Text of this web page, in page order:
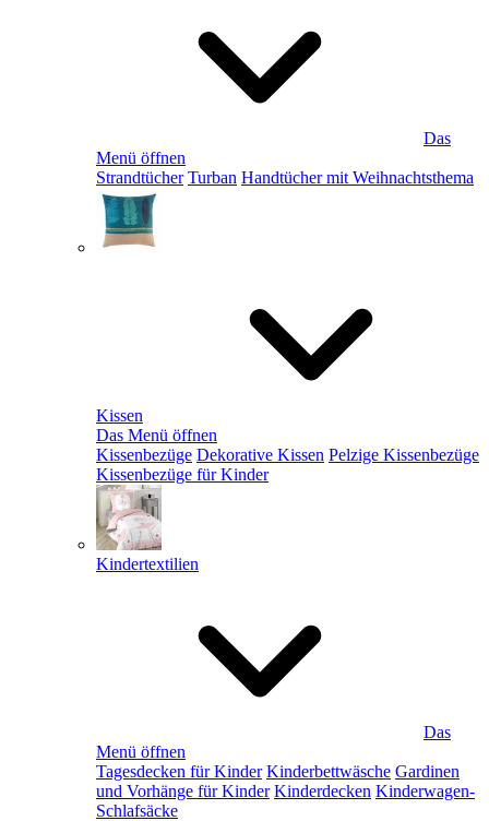
Das
Menü öffnen
Strandtücher Turban Handtücher mit Weihnachtsthema
Kissen
Das Menü öffnen
Kissenbezüge Dekorative Kissen Pelzige Kissenbezüge
Kissenbezüge für Kinder
Kindertextilien
Das
Menü öffnen
Tagesdecken für Kinder Kinderbettwäsche Gardinen
und Vorhänge für Kinder Kinderdecken Kinderwagen-
Schlafsäcke